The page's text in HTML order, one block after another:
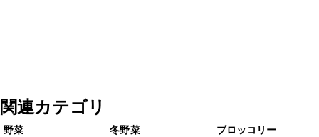
関連カテゴリ
野菜 冬野菜 ブロッコリー